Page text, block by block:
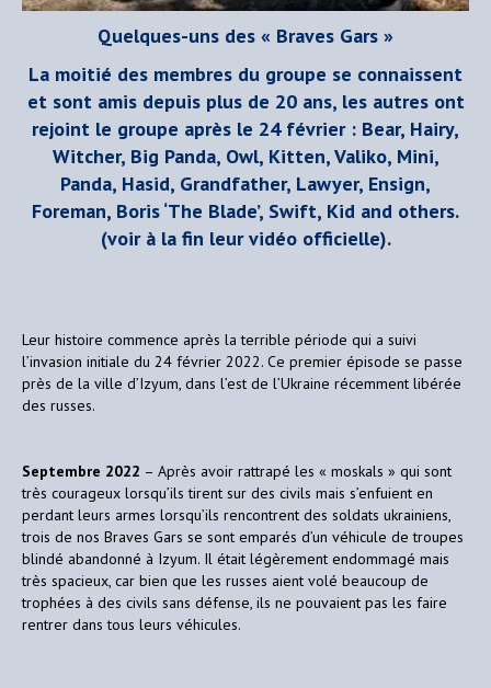
Quelques-uns des « Braves Gars »
La moitié des membres du groupe se connaissent
et sont amis depuis plus de 20 ans, les autres ont
rejoint le groupe après le 24 février : Bear, Hairy,
Witcher, Big Panda, Owl, Kitten, Valiko, Mini,
Panda, Hasid, Grandfather, Lawyer, Ensign,
Foreman, Boris ‘The Blade’, Swift, Kid and others.
(voir à la fin leur vidéo officielle).
Leur histoire commence après la terrible période qui a suivi
l’invasion initiale du 24 février 2022. Ce premier épisode se passe
près de la ville d’Izyum, dans l’est de l’Ukraine récemment libérée
des russes.
Septembre 2022 – Après avoir rattrapé les « moskals » qui sont
très courageux lorsqu’ils tirent sur des civils mais s’enfuient en
perdant leurs armes lorsqu’ils rencontrent des soldats ukrainiens,
trois de nos Braves Gars se sont emparés d’un véhicule de troupes
blindé abandonné à Izyum. Il était légèrement endommagé mais
très spacieux, car bien que les russes aient volé beaucoup de
trophées à des civils sans défense, ils ne pouvaient pas les faire
rentrer dans tous leurs véhicules.